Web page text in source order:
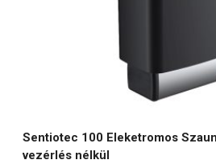
Sentiotec 100 Eleketromos
vezérlés nélkül